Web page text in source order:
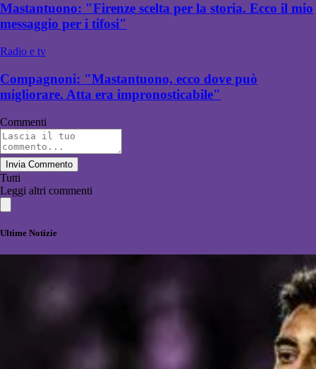
Mastantuono: "Firenze scelta per la storia. Ecco il mio
messaggio per i tifosi"
Radio e tv
Compagnoni: "Mastantuono, ecco dove può
migliorare. Atta era impronosticabile"
Commenti
Invia Commento
Tutti
Leggi altri commenti
Ultime Notizie